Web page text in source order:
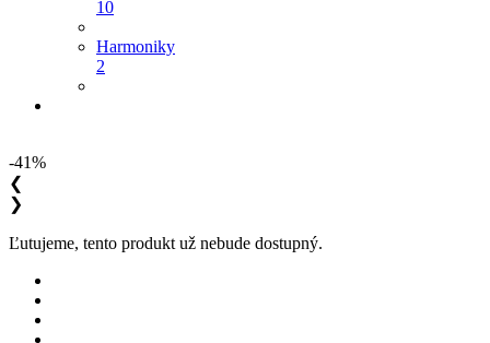
10
Harmoniky
2
-41%
❮
❯
Ľutujeme, tento produkt už nebude dostupný.